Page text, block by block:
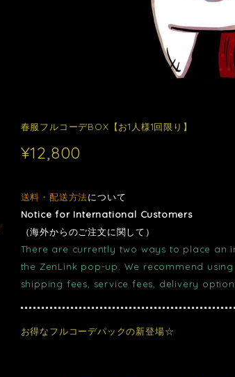
春服フルコーデBOX【お1人様1回限り】
¥12,800
送料・配送方法について
Notice for International Customers
（海外からのご注文に関して）
There are currently two ways to place an
the ZenLink pop-up. We recommend
shipping fees, service fees, delivery
お得なフルコーデパックの新登場☆